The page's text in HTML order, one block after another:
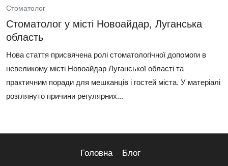
Стоматолог
Стоматолог у місті Новоайдар, Луганська
область
Нова стаття присвячена ролі стоматологічної допомоги в
невеликому місті Новоайдар Луганської області та
практичним поради для мешканців і гостей міста. У матеріалі
розглянуто причини регулярних...
Головна Блог